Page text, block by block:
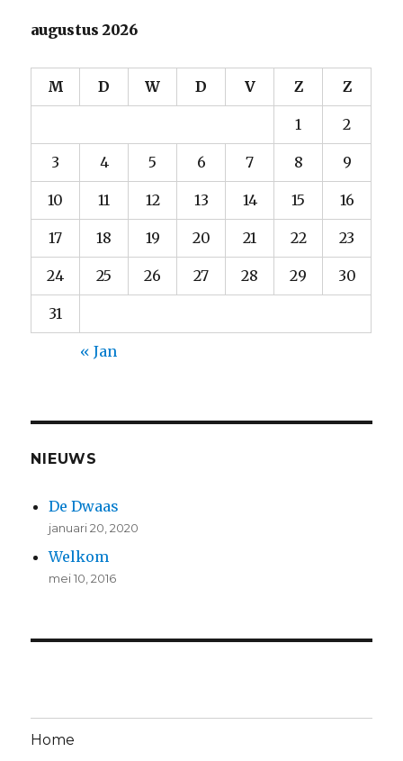
augustus 2026
M D W D V Z Z
1 2
3 4 5 6 7 8 9
10 11 12 13 14 15 16
17 18 19 20 21 22 23
24 25 26 27 28 29 30
31
« Jan
NIEUWS
De Dwaas
januari 20, 2020
Welkom
mei 10, 2016
Home